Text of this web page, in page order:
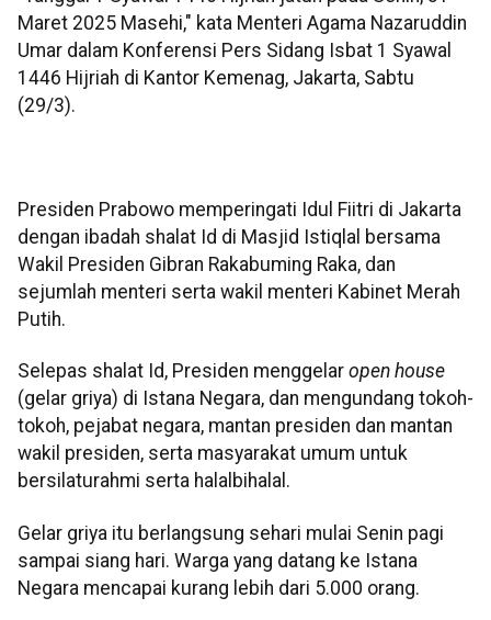
Maret 2025 Masehi," kata Menteri Agama Nazaruddin
Umar dalam Konferensi Pers Sidang Isbat 1 Syawal
1446 Hijriah di Kantor Kemenag, Jakarta, Sabtu
(29/3).
Presiden Prabowo memperingati Idul Fiitri di Jakarta
dengan ibadah shalat Id di Masjid Istiqlal bersama
Wakil Presiden Gibran Rakabuming Raka, dan
sejumlah menteri serta wakil menteri Kabinet Merah
Putih.
Selepas shalat Id, Presiden menggelar open house
(gelar griya) di Istana Negara, dan mengundang tokoh-
tokoh, pejabat negara, mantan presiden dan mantan
wakil presiden, serta masyarakat umum untuk
bersilaturahmi serta halalbihalal.
Gelar griya itu berlangsung sehari mulai Senin pagi
sampai siang hari. Warga yang datang ke Istana
Negara mencapai kurang lebih dari 5.000 orang.